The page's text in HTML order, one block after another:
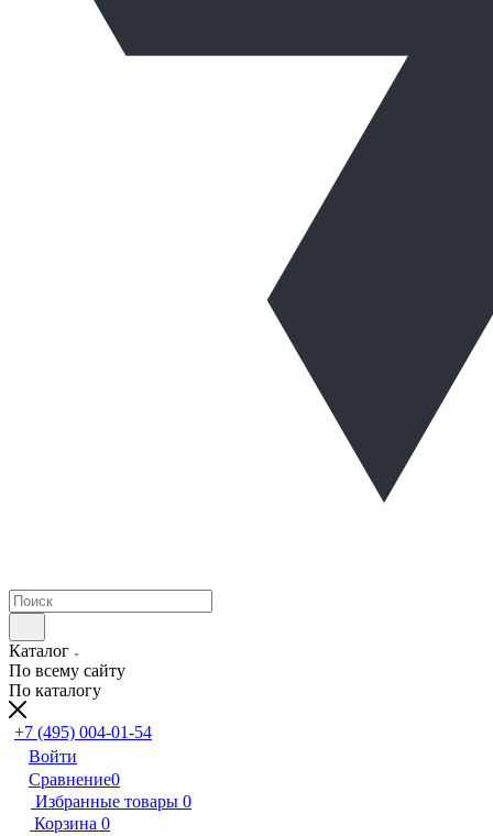
Каталог
По всему сайту
По каталогу
+7 (495) 004-01-54
Войти
Сравнение0
Избранные товары 0
Корзина 0